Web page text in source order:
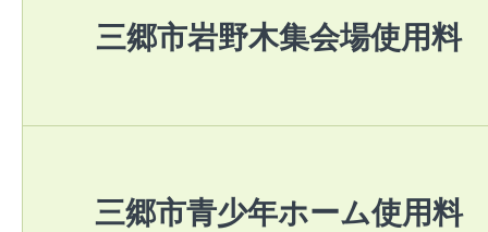
三郷市岩野木集会場使用料
三郷市青少年ホーム使用料